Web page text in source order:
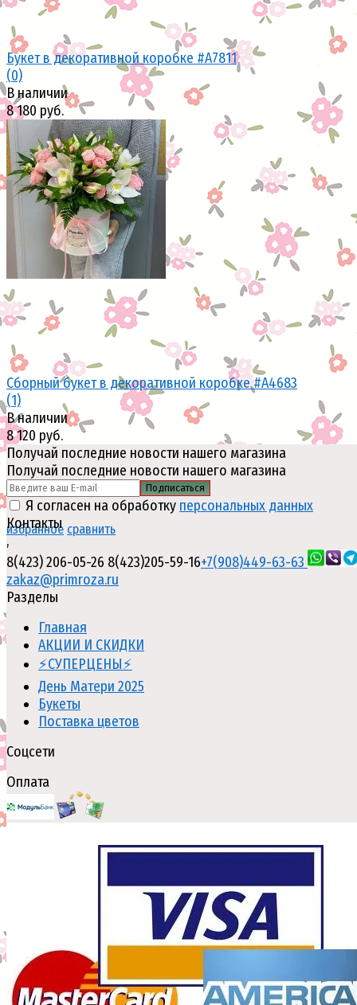
избранное сравнить
Букет в декоративной коробке #A7811
(0)
В наличии
8 180 руб.
избранное сравнить
Сборный букет в декоративной коробке #A4683
(1)
В наличии
8 120 руб.
Получай последние новости нашего магазина
Получай последние новости нашего магазина
Подписаться
Я согласен на обработку персональных данных
Контакты
,
8(423) 206-05-26 8(423)205-59-16+7(908)449-63-63
zakaz@primroza.ru
Разделы
Главная
АКЦИИ И СКИДКИ
⚡СУПЕРЦЕНЫ⚡
День Матери 2025
Букеты
Поставка цветов
Соцсети
Оплата